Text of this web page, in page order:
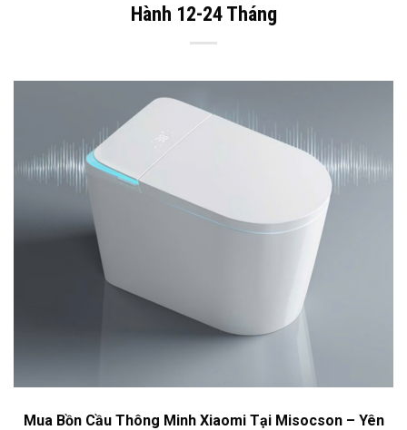
Hành 12-24 Tháng
Mua Bồn Cầu Thông Minh Xiaomi Tại Misocson – Yên